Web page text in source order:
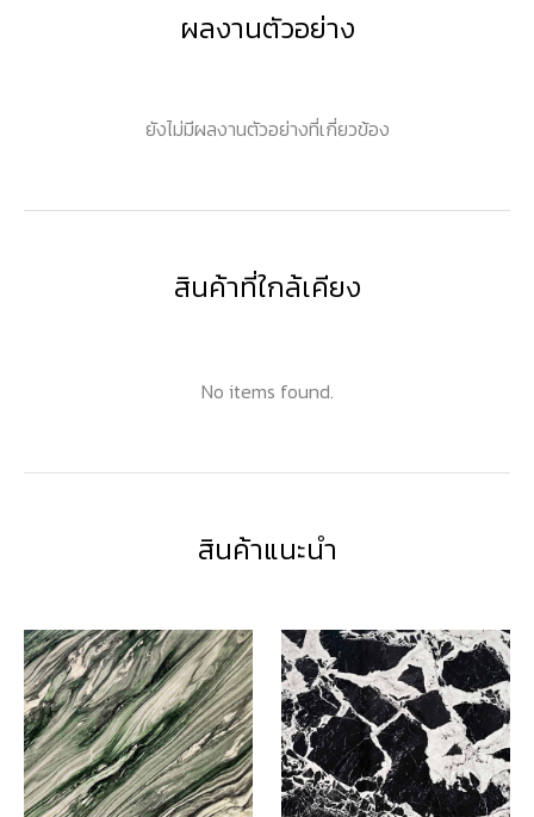
ผลงานตัวอย่าง
ยังไม่มีผลงานตัวอย่างที่เกี่ยวข้อง
สินค้าที่ใกล้เคียง
No items found.
สินค้าแนะนำ